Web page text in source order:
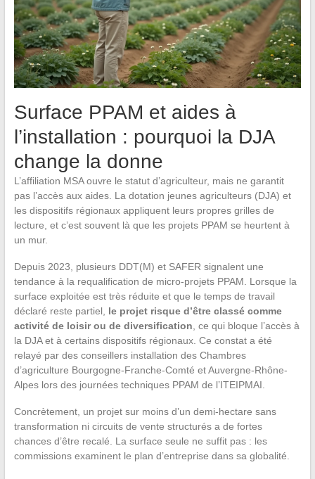
Surface PPAM et aides à
l’installation : pourquoi la DJA
change la donne
L’affiliation MSA ouvre le statut d’agriculteur, mais ne garantit
pas l’accès aux aides. La dotation jeunes agriculteurs (DJA) et
les dispositifs régionaux appliquent leurs propres grilles de
lecture, et c’est souvent là que les projets PPAM se heurtent à
un mur.
Depuis 2023, plusieurs DDT(M) et SAFER signalent une
tendance à la requalification de micro-projets PPAM. Lorsque la
surface exploitée est très réduite et que le temps de travail
déclaré reste partiel, le projet risque d’être classé comme
activité de loisir ou de diversification , ce qui bloque l’accès à
la DJA et à certains dispositifs régionaux. Ce constat a été
relayé par des conseillers installation des Chambres
d’agriculture Bourgogne-Franche-Comté et Auvergne-Rhône-
Alpes lors des journées techniques PPAM de l’ITEIPMAI.
Concrètement, un projet sur moins d’un demi-hectare sans
transformation ni circuits de vente structurés a de fortes
chances d’être recalé. La surface seule ne suffit pas : les
commissions examinent le plan d’entreprise dans sa globalité.